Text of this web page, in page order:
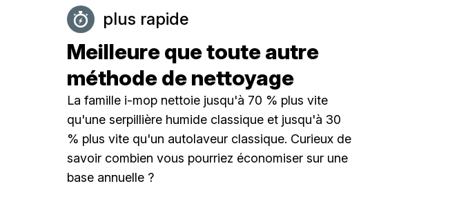
plus rapide
Meilleure que toute autre
méthode de nettoyage
La famille i-mop nettoie jusqu'à 70 % plus vite
qu'une serpillière humide classique et jusqu'à 30
% plus vite qu'un autolaveur classique. Curieux de
savoir combien vous pourriez économiser sur une
base annuelle ?